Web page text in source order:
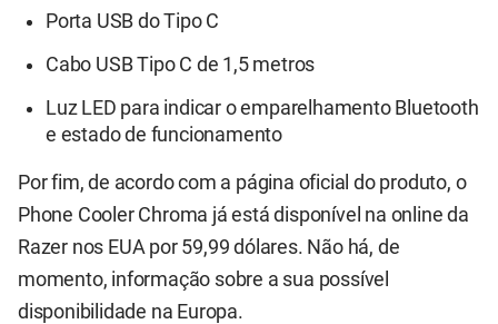
Porta USB do Tipo C
Cabo USB Tipo C de 1,5 metros
Luz LED para indicar o emparelhamento Bluetooth
e estado de funcionamento
Por fim, de acordo com a página oficial do produto, o
Phone Cooler Chroma já está disponível na online da
Razer nos EUApor 59,99 dólares. Não há, de
momento, informação sobre a sua possível
disponibilidade na Europa.